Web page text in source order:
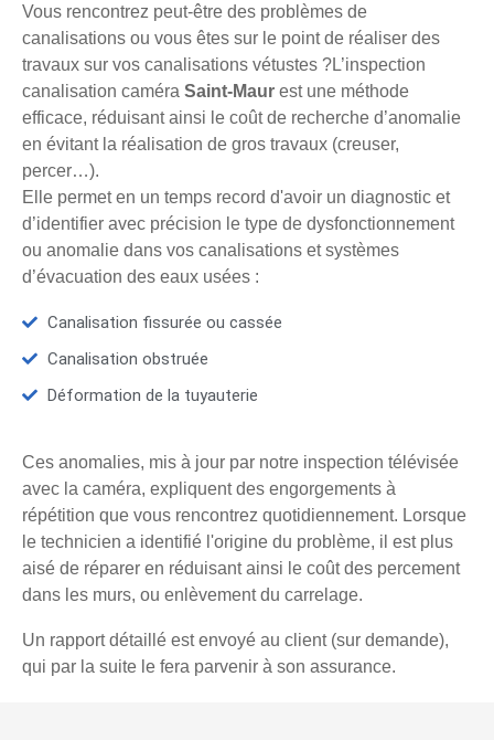
Vous rencontrez peut-être des problèmes de
canalisations ou vous êtes sur le point de réaliser des
travaux sur vos canalisations vétustes ?L’inspection
canalisation caméra Saint-Maur est une méthode
efficace, réduisant ainsi le coût de recherche d’anomalie
en évitant la réalisation de gros travaux (creuser,
percer…).
Elle permet en un temps record d'avoir un diagnostic et
d’identifier avec précision le type de dysfonctionnement
ou anomalie dans vos canalisations et systèmes
d’évacuation des eaux usées :
Canalisation fissurée ou cassée
Canalisation obstruée
Déformation de la tuyauterie
Ces anomalies, mis à jour par notre inspection télévisée
avec la caméra, expliquent des engorgements à
répétition que vous rencontrez quotidiennement. Lorsque
le technicien a identifié l'origine du problème, il est plus
aisé de réparer en réduisant ainsi le coût des percement
dans les murs, ou enlèvement du carrelage.
Un rapport détaillé est envoyé au client (sur demande),
qui par la suite le fera parvenir à son assurance.